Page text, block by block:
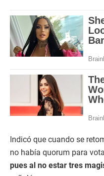
Indicó que cuando se
no había quorum para
pues al no estar tres